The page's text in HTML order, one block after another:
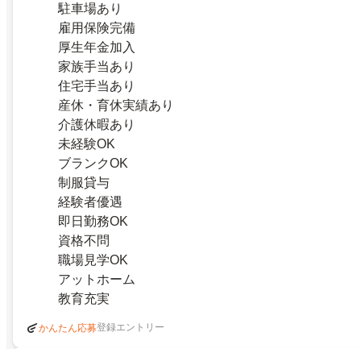
駐車場あり
雇用保険完備
厚生年金加入
家族手当あり
住宅手当あり
産休・育休実績あり
介護休暇あり
未経験OK
ブランクOK
制服貸与
経験者優遇
即日勤務OK
資格不問
職場見学OK
アットホーム
教育充実
かんたん応募登録エントリー